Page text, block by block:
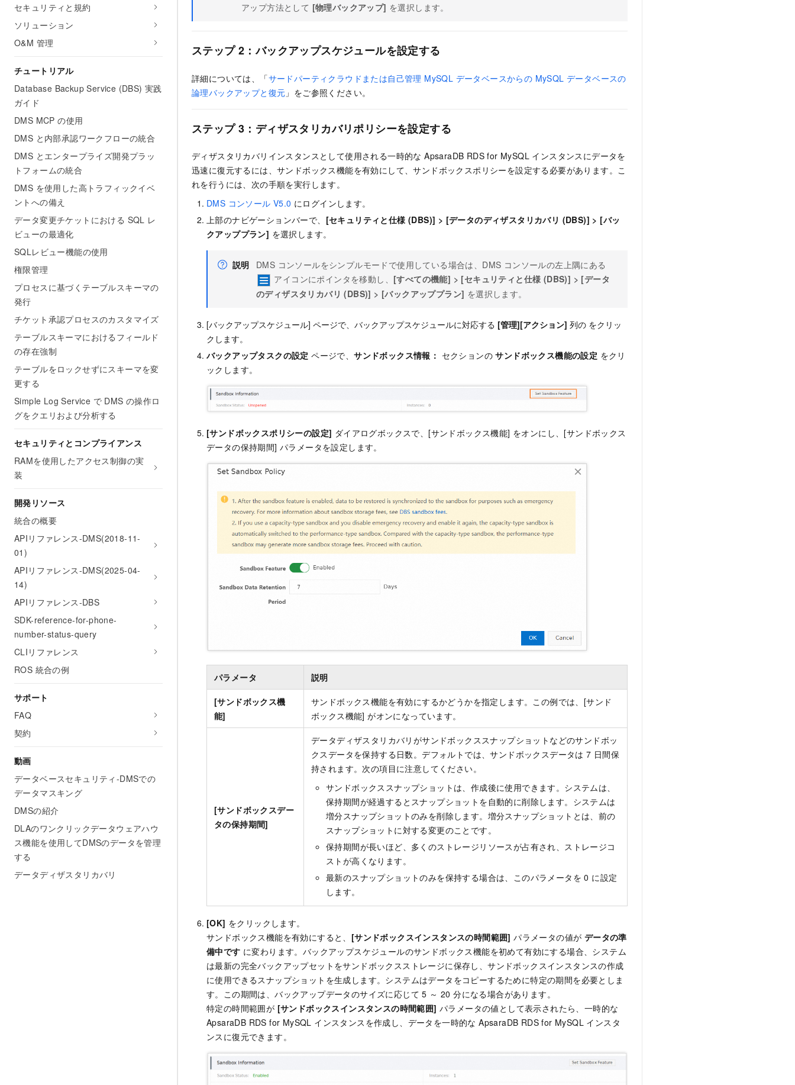
セキュリティと規約
ソリューション
O&M 管理
チュートリアル
Database Backup Service (DBS) 実践
ガイド
DMS MCP の使用
DMS と内部承認ワークフローの統合
DMS とエンタープライズ開発プラッ
トフォームの統合
DMS を使用した高トラフィックイベ
ントへの備え
データ変更チケットにおける SQL レ
ビューの最適化
SQLレビュー機能の使用
権限管理
プロセスに基づくテーブルスキーマの
発行
チケット承認プロセスのカスタマイズ
テーブルスキーマにおけるフィールド
の存在強制
テーブルをロックせずにスキーマを変
更する
Simple Log Service で DMS の操作ロ
グをクエリおよび分析する
セキュリティとコンプライアンス
RAMを使用したアクセス制御の実
装
開発リソース
統合の概要
APIリファレンス-DMS(2018-11-
01)
APIリファレンス-DMS(2025-04-
14)
APIリファレンス-DBS
SDK-reference-for-phone-
number-status-query
CLIリファレンス
ROS 統合の例
サポート
FAQ
契約
動画
データベースセキュリティ-DMSでの
データマスキング
DMSの紹介
DLAのワンクリックデータウェアハウ
ス機能を使用してDMSのデータを管理
する
データディザスタリカバリ
アップ方法として [物理バックアップ] を選択します。
ステップ 2：バックアップスケジュールを設定する
詳細については、「サードパーティクラウドまたは自己管理 MySQL データベースからの MySQL データベースの
論理バックアップと復元 」をご参照ください。
ステップ 3：ディザスタリカバリポリシーを設定する
ディザスタリカバリインスタンスとして使用される一時的な ApsaraDB RDS for MySQL インスタンスにデータを
迅速に復元するには、サンドボックス機能を有効にして、サンドボックスポリシーを設定する必要があります。こ
れを行うには、次の手順を実行します。
DMS コンソール V5.0 にログインします。
上部のナビゲーションバーで、 [セキュリティと仕様 (DBS)] > [データのディザスタリカバリ (DBS)] > [バッ
クアッププラン] を選択します。
説明
DMS コンソールをシンプルモードで使用している場合は、DMS コンソールの左上隅にある
アイコンにポインタを移動し、 [すべての機能] > [セキュリティと仕様 (DBS)] > [データ
のディザスタリカバリ (DBS)] > [バックアッププラン] を選択します。
[バックアップスケジュール] ページで、バックアップスケジュールに対応する [管理][アクション] 列の をクリッ
クします。
バックアップタスクの設定 ページで、サンドボックス情報： セクションのサンドボックス機能の設定 をクリ
ックします。
[サンドボックスポリシーの設定] ダイアログボックスで、[サンドボックス機能] をオンにし、[サンドボックス
データの保持期間] パラメータを設定します。
パラメータ 説明
[サンドボックス機
能]
サンドボックス機能を有効にするかどうかを指定します。この例では、[サンド
ボックス機能] がオンになっています。
[サンドボックスデー
タの保持期間]
データディザスタリカバリがサンドボックススナップショットなどのサンドボッ
クスデータを保持する日数。デフォルトでは、サンドボックスデータは 7 日間保
持されます。次の項目に注意してください。
サンドボックススナップショットは、作成後に使用できます。システムは、
保持期間が経過するとスナップショットを自動的に削除します。システムは
増分スナップショットのみを削除します。増分スナップショットとは、前の
スナップショットに対する変更のことです。
保持期間が長いほど、多くのストレージリソースが占有され、ストレージコ
ストが高くなります。
最新のスナップショットのみを保持する場合は、このパラメータを 0 に設定
します。
[OK] をクリックします。
サンドボックス機能を有効にすると、 [サンドボックスインスタンスの時間範囲] パラメータの値が データの準
備中です に変わります。バックアップスケジュールのサンドボックス機能を初めて有効にする場合、システム
は最新の完全バックアップセットをサンドボックスストレージに保存し、サンドボックスインスタンスの作成
に使用できるスナップショットを生成します。システムはデータをコピーするために特定の期間を必要としま
す。この期間は、バックアップデータのサイズに応じて 5 ～ 20 分になる場合があります。
特定の時間範囲が [サンドボックスインスタンスの時間範囲] パラメータの値として表示されたら、一時的な
ApsaraDB RDS for MySQL インスタンスを作成し、データを一時的な ApsaraDB RDS for MySQL インスタ
ンスに復元できます。